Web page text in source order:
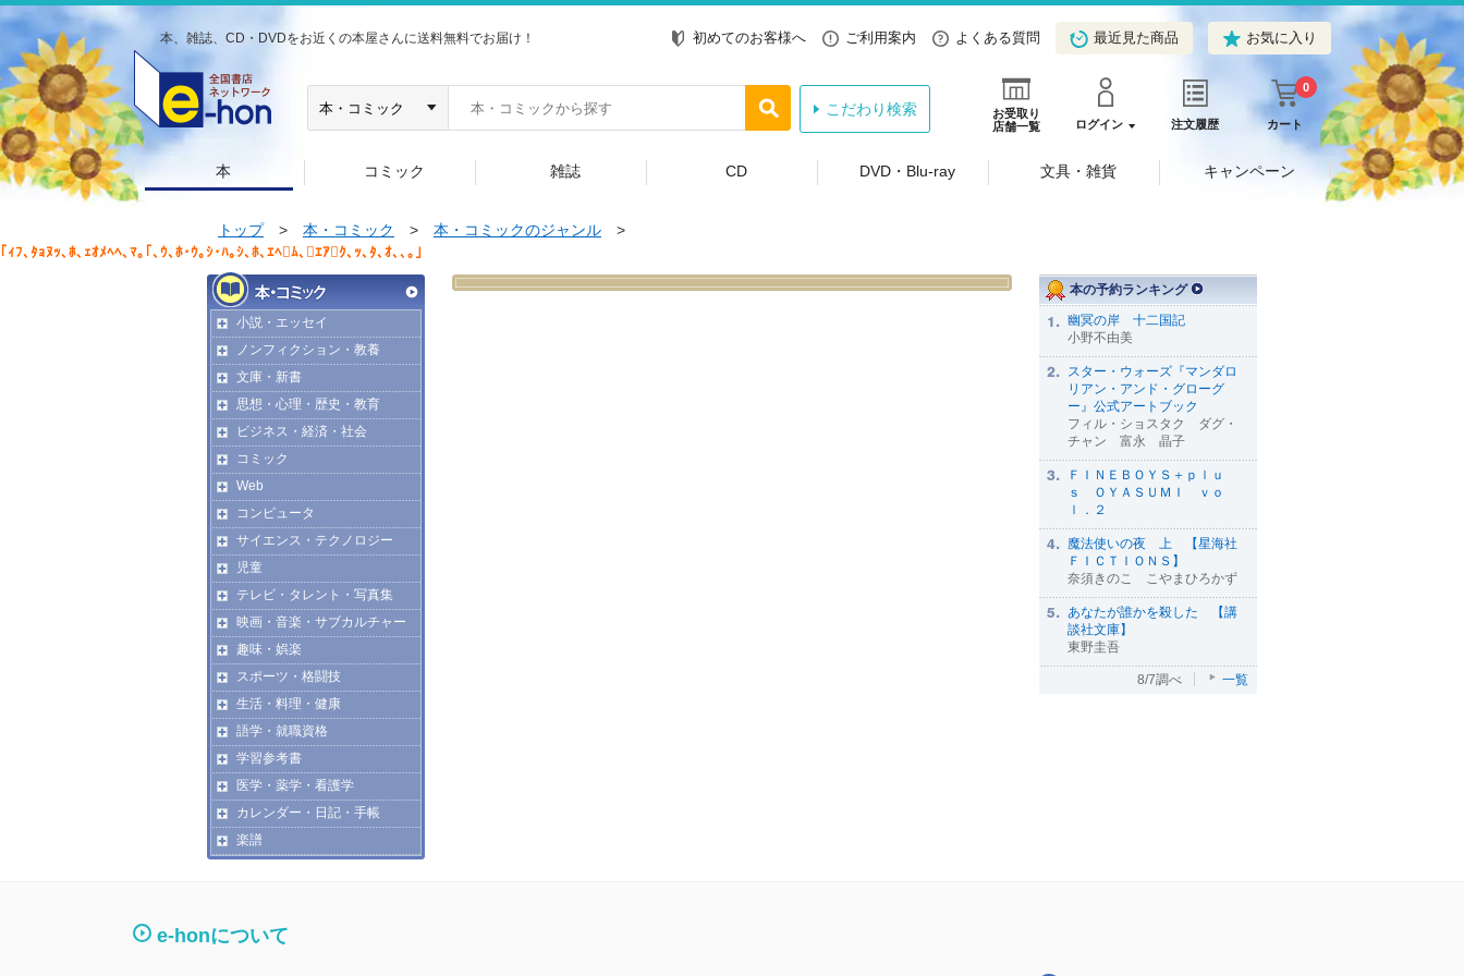
本、雑誌、CD・DVDをお近くの本屋さんに送料無料でお届け！ 初めてのお客様へ ご利用案内 よくある質問 最近見た商品 お気に入り
お受取り
店舗一覧
ログイン 注文履歴 カート
0
こだわり検索
本 コミック 雑誌 CD DVD・Blu-ray 文具・雑貨 キャンペーン
トップ> 本・コミック > 本・コミックのジャンル >
｢ｨﾌ､ﾀｮﾇｯ､ﾎ､ｪｵﾒﾍﾍ､ﾏ｡｢､ｳ､ﾎ･ｳ｡ｼ･ﾊ｡ｼ､ﾎ､ｴﾍﾑ､ｴｱｸ､ｯ､ﾀ､ｵ､､｡｣
小説・エッセイ
ノンフィクション・教養
文庫・新書
思想・心理・歴史・教育
ビジネス・経済・社会
コミック
Web
コンピュータ
サイエンス・テクノロジー
児童
テレビ・タレント・写真集
映画・音楽・サブカルチャー
趣味・娯楽
スポーツ・格闘技
生活・料理・健康
語学・就職資格
学習参考書
医学・薬学・看護学
カレンダー・日記・手帳
楽譜
本の予約ランキング
幽冥の岸 十二国記
小野不由美
スター・ウォーズ『マンダロ
リアン・アンド・グローグ
ー』公式アートブック
フィル・ショスタク ダグ・
チャン 富永 晶子
ＦＩＮＥＢＯＹＳ＋ｐｌｕ
ｓ ＯＹＡＳＵＭＩ ｖｏ
ｌ．２
魔法使いの夜 上 【星海社
ＦＩＣＴＩＯＮＳ】
奈須きのこ こやまひろかず
あなたが誰かを殺した 【講
談社文庫】
東野圭吾
8/7調べ 一覧
e-honについて